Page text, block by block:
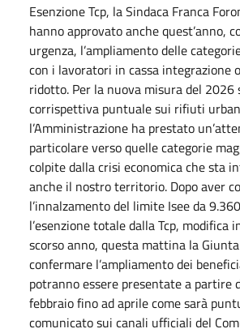
Esenzione Tcp, la Sindaca Franca
hanno approvato anche quest’anno,
urgenza, l’ampliamento delle
con i lavoratori in cassa integrazione
ridotto. Per la nuova misura del
corrispettiva puntuale sui rifiuti
l’Amministrazione ha prestato
particolare verso quelle categorie
colpite dalla crisi economica che sta
anche il nostro territorio. Dopo aver
l’innalzamento del limite Isee da
l’esenzione totale dalla Tcp, modifica
scorso anno, questa mattina la
confermare l’ampliamento dei
potranno essere presentate a partire
febbraio fino ad aprile come sarà
comunicato sui canali ufficiali del